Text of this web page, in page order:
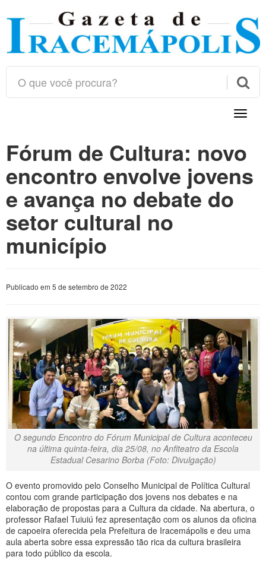

Toggle
Fórum de Cultura: novo
encontro envolve jovens
e avança no debate do
setor cultural no
município
Publicado em 5 de setembro de 2022
O segundo Encontro do Fórum Municipal de Cultura aconteceu
na última quinta-feira, dia 25/08, no Anfiteatro da Escola
Estadual Cesarino Borba (Foto: Divulgação)
O evento promovido pelo Conselho Municipal de Política Cultural
contou com grande participação dos jovens nos debates e na
elaboração de propostas para a Cultura da cidade. Na abertura, o
professor Rafael Tuiuiú fez apresentação com os alunos da oficina
de capoeira oferecida pela Prefeitura de Iracemápolis e deu uma
aula aberta sobre essa expressão tão rica da cultura brasileira
para todo público da escola.